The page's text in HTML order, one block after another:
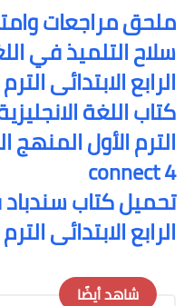
ملحق مراجعات
سلاح التلميذ في
الرابع الابتدائى
كتاب اللغة
الترم الأول
connect 4
تحميل كتاب
الرابع الابتدائى
شاهد أيضًا